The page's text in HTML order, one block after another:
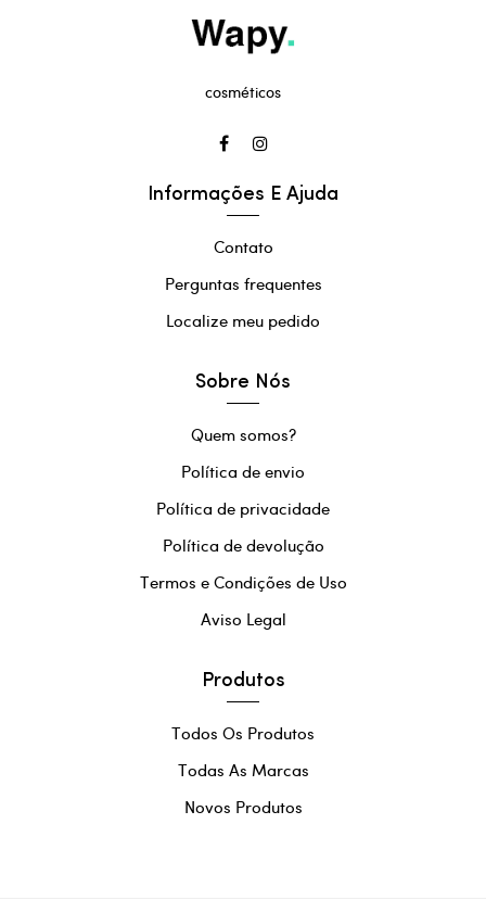
cosméticos
Informações E Ajuda
Contato
Perguntas frequentes
Localize meu pedido
Sobre Nós
Quem somos?
Política de envio
Política de privacidade
Política de devolução
Termos e Condições de Uso
Aviso Legal
Produtos
Todos Os Produtos
Todas As Marcas
Novos Produtos